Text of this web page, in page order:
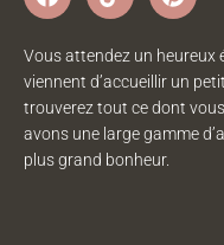
Vous attendez un heureux
viennent d’accueillir un
trouverez tout ce dont
avons une large gamme
plus grand bonheur.